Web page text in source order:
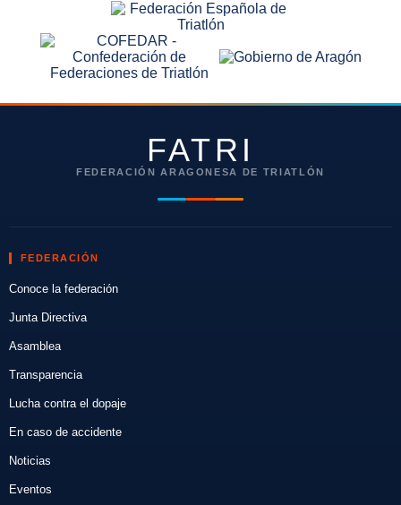
FATRI
FEDERACIÓN ARAGONESA DE TRIATLÓN
FEDERACIÓN
Conoce la federación
Junta Directiva
Asamblea
Transparencia
Lucha contra el dopaje
En caso de accidente
Noticias
Eventos